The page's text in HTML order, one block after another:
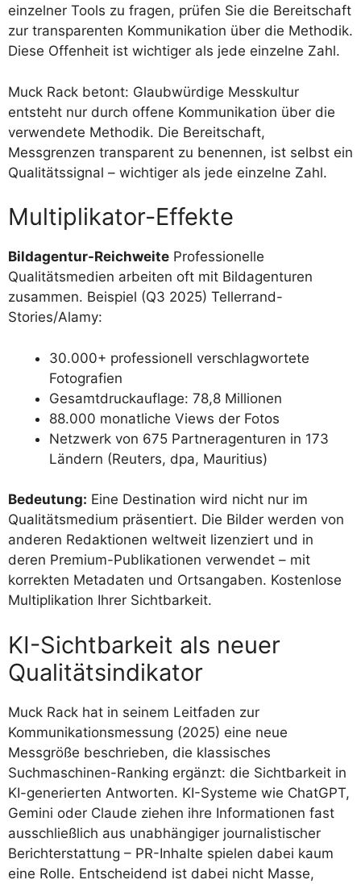
einzelner Tools zu fragen, prüfen Sie die Bereitschaft
zur transparenten Kommunikation über die Methodik.
Diese Offenheit ist wichtiger als jede einzelne Zahl.
Muck Rack betont: Glaubwürdige Messkultur
entsteht nur durch offene Kommunikation über die
verwendete Methodik. Die Bereitschaft,
Messgrenzen transparent zu benennen, ist selbst ein
Qualitätssignal – wichtiger als jede einzelne Zahl.
Multiplikator-Effekte
Bildagentur-Reichweite Professionelle
Qualitätsmedien arbeiten oft mit Bildagenturen
zusammen. Beispiel (Q3 2025) Tellerrand-
Stories/Alamy:
30.000+ professionell verschlagwortete
Fotografien
Gesamtdruckauflage: 78,8 Millionen
88.000 monatliche Views der Fotos
Netzwerk von 675 Partneragenturen in 173
Ländern (Reuters, dpa, Mauritius)
Bedeutung: Eine Destination wird nicht nur im
Qualitätsmedium präsentiert. Die Bilder werden von
anderen Redaktionen weltweit lizenziert und in
deren Premium-Publikationen verwendet – mit
korrekten Metadaten und Ortsangaben. Kostenlose
Multiplikation Ihrer Sichtbarkeit.
KI-Sichtbarkeit als neuer
Qualitätsindikator
Muck Rack hat in seinem Leitfaden zur
Kommunikationsmessung (2025) eine neue
Messgröße beschrieben, die klassisches
Suchmaschinen-Ranking ergänzt: die Sichtbarkeit in
KI-generierten Antworten. KI-Systeme wie ChatGPT,
Gemini oder Claude ziehen ihre Informationen fast
ausschließlich aus unabhängiger journalistischer
Berichterstattung – PR-Inhalte spielen dabei kaum
eine Rolle. Entscheidend ist dabei nicht Masse,